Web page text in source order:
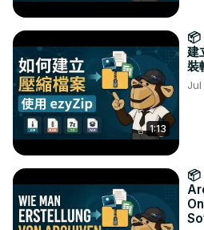
1:13
📦
建
裝
Jul
📦